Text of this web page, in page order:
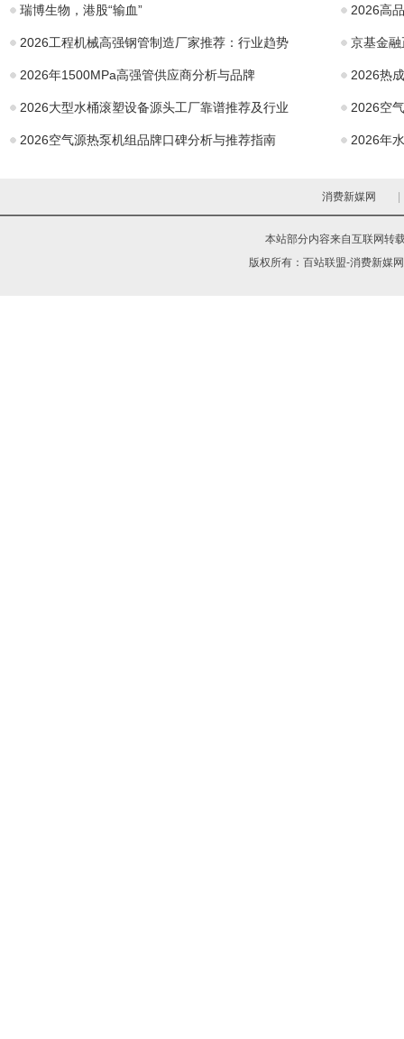
药
瑞博生物，港股“输血” 2026高
2026工程机械高强钢管制造厂家推荐：行业趋势 京基金
2026年1500MPa高强管供应商分析与品牌 2026热
2026大型水桶滚塑设备源头工厂靠谱推荐及行业 2026空
2026空气源热泵机组品牌口碑分析与推荐指南 2026年
消费新媒网
本站部分内容来自互联网转
版权所有： 百站联盟-消费新媒网